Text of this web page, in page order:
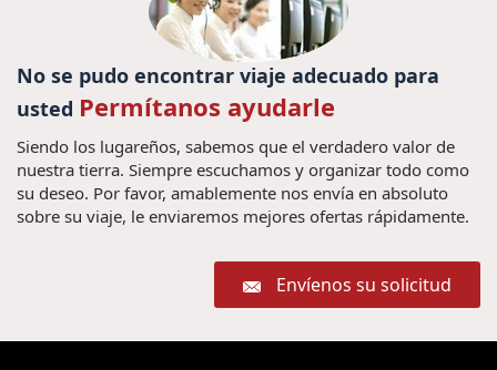
No se pudo encontrar viaje adecuado para
usted Permítanos ayudarle
Siendo los lugareños, sabemos que el verdadero valor de
nuestra tierra. Siempre escuchamos y organizar todo como
su deseo. Por favor, amablemente nos envía en absoluto
sobre su viaje, le enviaremos mejores ofertas rápidamente.
Envíenos su solicitud